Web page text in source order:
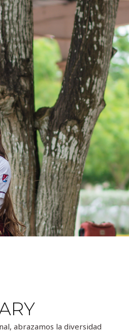
abrazamos la diversidad